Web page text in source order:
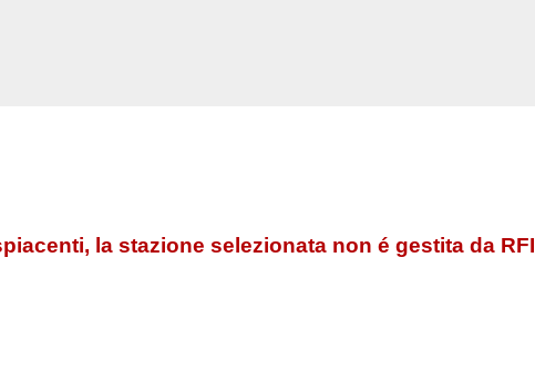
la stazione selezionata non é gestita da RFI